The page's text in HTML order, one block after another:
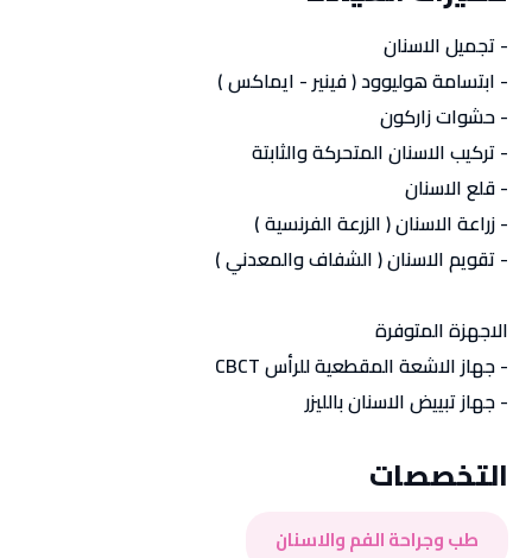
- تجميل الاسنان
- ابتسامة هوليوود ( فينير - ايماكس )
- حشوات زاركون
- تركيب الاسنان المتحركة والثابتة
- قلع الاسنان
- زراعة الاسنان ( الزرعة الفرنسية )
- تقويم الاسنان ( الشفاف والمعدني )
الاجهزة المتوفرة
- جهاز الاشعة المقطعية للرأس CBCT
- جهاز تبييض الاسنان بالليزر
التخصصات
طب وجراحة الفم والاسنان